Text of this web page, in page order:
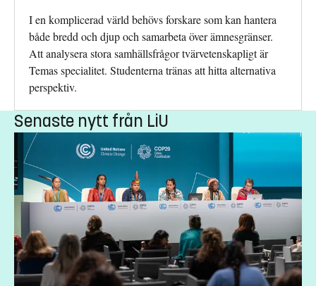
I en komplicerad värld behövs forskare som kan hantera
både bredd och djup och samarbeta över ämnesgränser.
Att analysera stora samhällsfrågor tvärvetenskapligt är
Temas specialitet. Studenterna tränas att hitta alternativa
perspektiv.
Senaste nytt från LiU